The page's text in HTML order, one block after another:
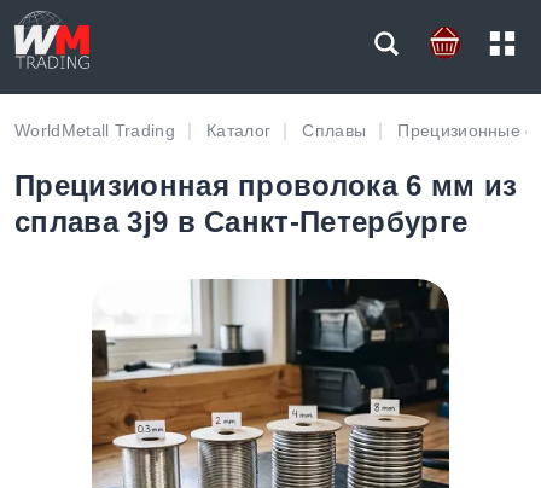
WorldMetall Trading Каталог Сплавы Прецизионные
Прецизионная проволока 6 мм из
сплава 3j9 в Санкт-Петербурге